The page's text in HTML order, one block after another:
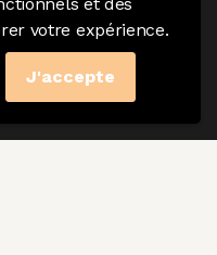
votre expérience.
J'accepte
& CGV